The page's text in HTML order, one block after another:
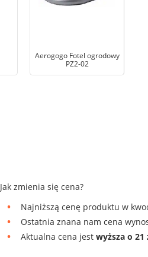
Aerogogo Fotel ogrodowy
PZ2-02
Jak zmienia się cena?
Najniższą cenę produktu w
Ostatnia znana nam cena
Aktualna cena jestwyższa o 21